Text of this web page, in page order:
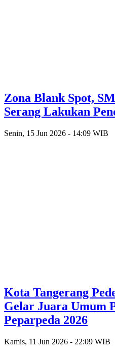
Zona Blank Spot,
Serang Lakukan
Senin, 15 Jun 2026 - 14:09 WIB
Kota Tangerang
Gelar Juara Umum
Peparpeda 2026
Kamis, 11 Jun 2026 - 22:09 WIB